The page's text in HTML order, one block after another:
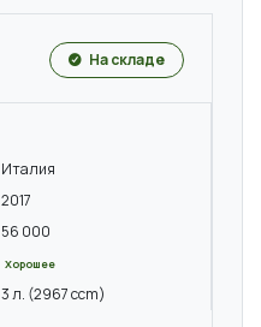
На складе
Италия
2017
56 000
Хорошее
3 л. (2967 ccm)